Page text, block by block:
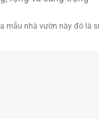
mẫu nhà vườn này đó là